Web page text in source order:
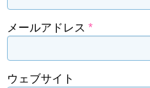
メールアドレス *
ウェブサイト